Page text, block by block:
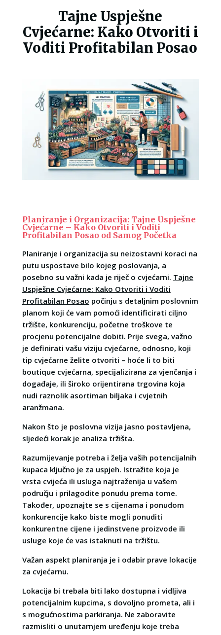
Tajne Uspješne
Cvjećarne: Kako Otvoriti i
Voditi Profitabilan Posao
Planiranje i Organizacija: Tajne Uspješne
Cvjećarne – Kako Otvoriti i Voditi
Profitabilan Posao od Samog Početka
Planiranje i organizacija su neizostavni koraci na
putu uspostave bilo kojeg poslovanja, a
posebno su važni kada je riječ o cvjećarni. Tajne
Uspješne Cvjećarne: Kako Otvoriti i Voditi
Profitabilan Posao počinju s detaljnim poslovnim
planom koji će vam pomoći identificirati ciljno
tržište, konkurenciju, početne troškove te
procjenu potencijalne dobiti. Prije svega, važno
je definirati vašu viziju cvjećarne, odnosno, koji
tip cvjećarne želite otvoriti – hoće li to biti
boutique cvjećarna, specijalizirana za vjenčanja i
događaje, ili široko orijentirana trgovina koja
nudi raznolik asortiman biljaka i cvjetnih
aranžmana.
Nakon što je poslovna vizija jasno postavljena,
sljedeći korak je analiza tržišta.
Razumijevanje potreba i želja vaših potencijalnih
kupaca ključno je za uspjeh. Istražite koja je
vrsta cvijeća ili usluga najtraženija u vašem
području i prilagodite ponudu prema tome.
Također, upoznajte se s cijenama i ponudom
konkurencije kako biste mogli ponuditi
konkurentne cijene i jedinstvene proizvode ili
usluge koje će vas istaknuti na tržištu.
Važan aspekt planiranja je i odabir prave lokacije
za cvjećarnu.
Lokacija bi trebala biti lako dostupna i vidljiva
potencijalnim kupcima, s dovoljno prometa, ali i
s mogućnostima parkiranja. Ne zaboravite
razmisliti o unutarnjem uređenju koje treba